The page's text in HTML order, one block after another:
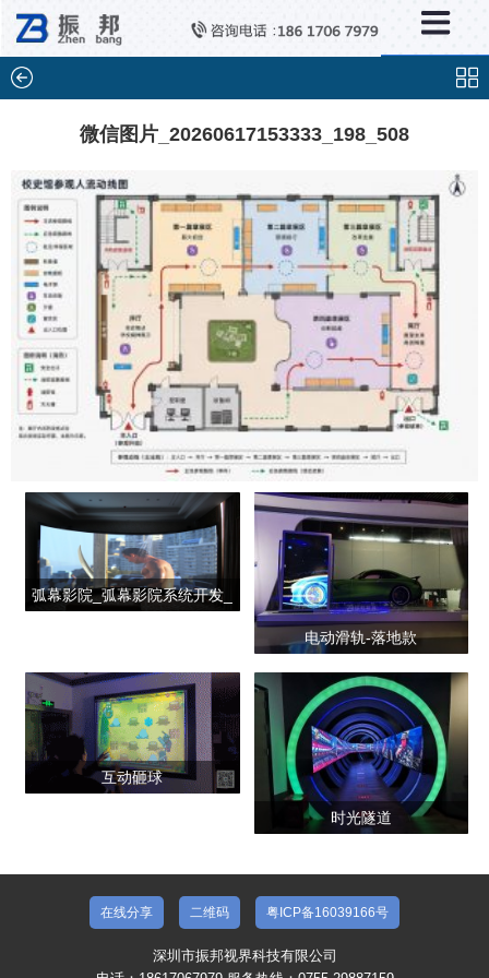
微信图片_20260617153333_198_508
弧幕影院_弧幕影院系统开发_
电动滑轨-落地款
互动砸球
时光隧道
分类列表
×
AR/VR互动系统
智能互动系统
特殊显示产品
雷达互动系统
智能中控系统
投影互动系统
产品合集一
产品合集二
在线分享 二维码 粤ICP备16039166号
深圳市振邦视界科技有限公司